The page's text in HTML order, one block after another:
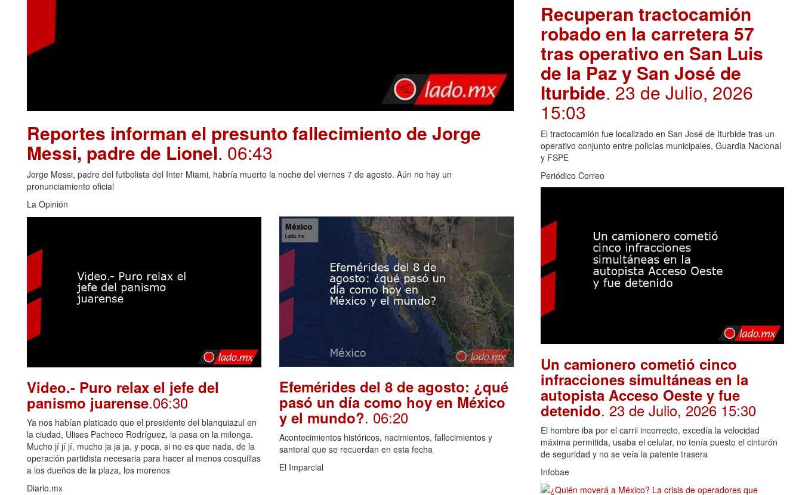
Reportes informan el presunto fallecimiento de Jorge
Messi, padre de Lionel. 06:43
Jorge Messi, padre del futbolista del Inter Miami, habría muerto la noche del viernes 7 de agosto. Aún no hay un
pronunciamiento oficial
La Opinión
Video.- Puro relax el jefe del
panismo juarense.06:30
Ya nos habían platicado que el presidente del blanquiazul en
la ciudad, Ulises Pacheco Rodríguez, la pasa en la milonga.
Mucho jí jí jí, mucho ja ja ja, y poca, si no es que nada, de la
operación partidista necesaria para hacer al menos cosquillas
a los dueños de la plaza, los morenos
Diario.mx
Efemérides del 8 de agosto: ¿qué
pasó un día como hoy en México
y el mundo?. 06:20
Acontecimientos históricos, nacimientos, fallecimientos y
santoral que se recuerdan en esta fecha
El Imparcial
Recuperan tractocamión
robado en la carretera 57
tras operativo en San Luis
de la Paz y San José de
Iturbide. 23 de Julio, 2026
15:03
El tractocamión fue localizado en San José de Iturbide tras un
operativo conjunto entre policías municipales, Guardia Nacional
y FSPE
Periódico Correo
Un camionero cometió cinco
infracciones simultáneas en la
autopista Acceso Oeste y fue
detenido. 23 de Julio, 2026 15:30
El hombre iba por el carril incorrecto, excedía la velocidad
máxima permitida, usaba el celular, no tenía puesto el cinturón
de seguridad y no se veía la patente trasera
Infobae